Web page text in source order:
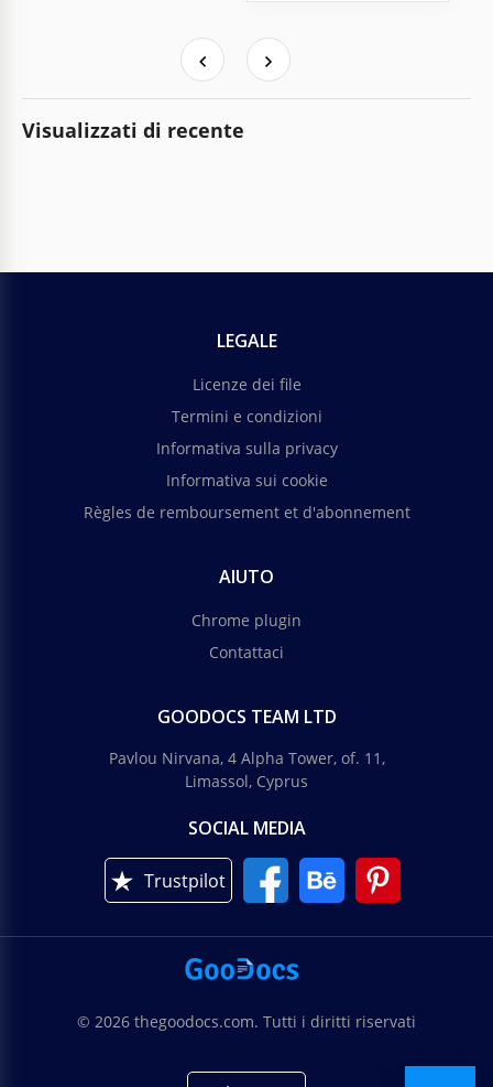
Visualizzati di recente
LEGALE
Licenze dei file
Termini e condizioni
Informativa sulla privacy
Informativa sui cookie
Règles de remboursement et d'abonnement
AIUTO
Chrome plugin
Contattaci
GOODOCS TEAM LTD
Pavlou Nirvana, 4 Alpha Tower, of. 11,
Limassol, Cyprus
SOCIAL MEDIA
Trustpilot
© 2026 thegoodocs.com. Tutti i diritti riservati